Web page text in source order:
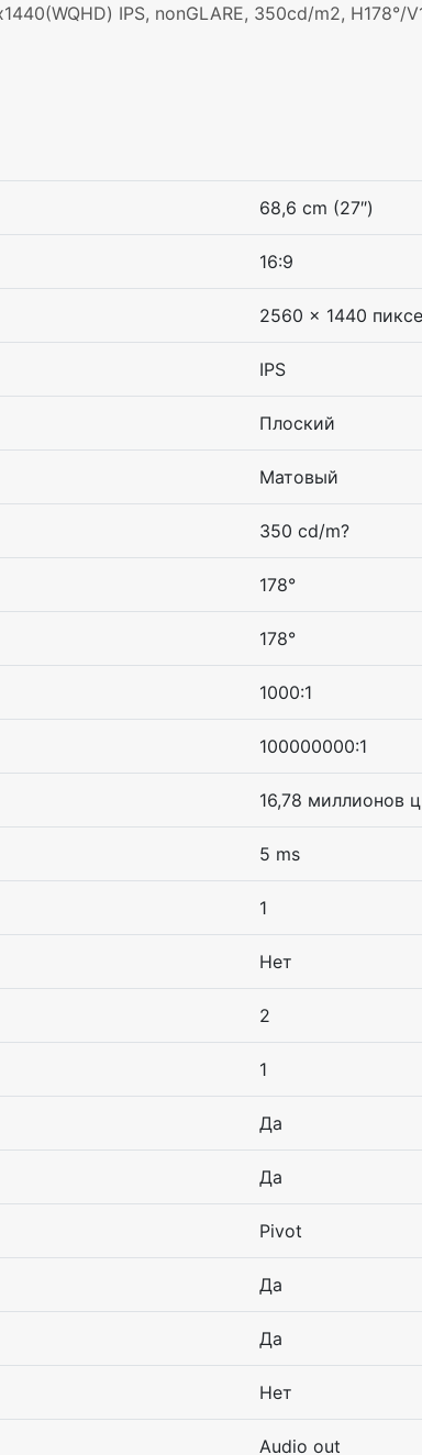
IPS, nonGLARE, 350cd/m2, H178°/
68,6 cm (27″)
16:9
2560 x 1440
IPS
Плоский
Матовый
350 cd/m?
178°
178°
1000:1
100000000:1
16,78 миллионов
5 ms
1
Нет
2
1
Да
Да
Pivot
Да
Да
Нет
Audio out